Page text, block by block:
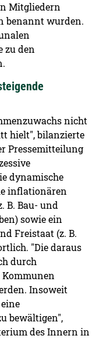
Mitgliedern
benannt wurden.
zu den
nicht
hielt", bilanzierte
Pressemitteilung
dynamische
inflationären
B. Bau- und
sowie ein
Freistaat (z. B.
"Die daraus
durch
Kommunen
Insoweit
bewältigen",
des Innern in